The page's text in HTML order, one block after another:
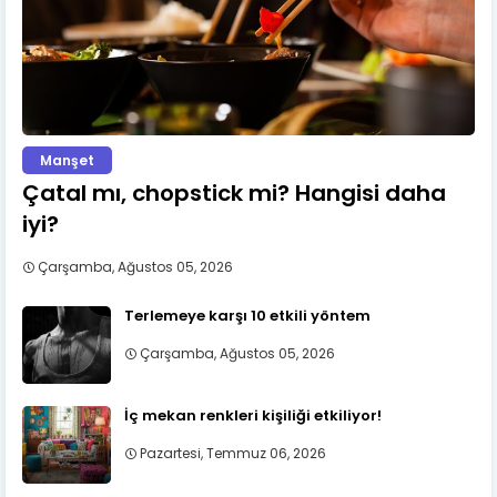
Manşet
Çatal mı, chopstick mi? Hangisi daha
iyi?
Çarşamba, Ağustos 05, 2026
Terlemeye karşı 10 etkili yöntem
Çarşamba, Ağustos 05, 2026
İç mekan renkleri kişiliği etkiliyor!
Pazartesi, Temmuz 06, 2026